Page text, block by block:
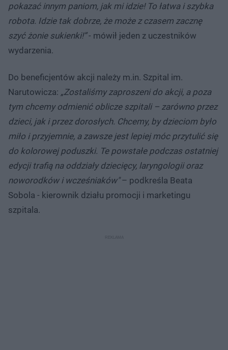
pokazać innym paniom, jak mi idzie! To łatwa i szybka
robota. Idzie tak dobrze, że może z czasem zacznę
szyć żonie sukienki!”- mówił jeden z uczestników
wydarzenia.
Do beneficjentów akcji należy m.in. Szpital im.
Narutowicza: „Zostaliśmy zaproszeni do akcji, a poza
tym chcemy odmienić oblicze szpitali – zarówno przez
dzieci, jak i przez dorosłych. Chcemy, by dzieciom było
miło i przyjemnie, a zawsze jest lepiej móc przytulić się
do kolorowej poduszki. Te powstałe podczas ostatniej
edycji trafią na oddziały dziecięcy, laryngologii oraz
noworodków i wcześniaków"– podkreśla Beata
Sobola - kierownik działu promocji i marketingu
szpitala.